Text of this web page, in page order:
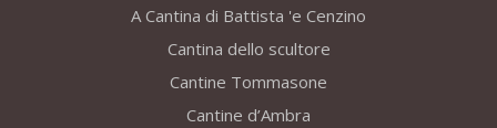
A Cantina di Battista 'e Cenzino
Cantina dello scultore
Cantine Tommasone
Cantine d’Ambra